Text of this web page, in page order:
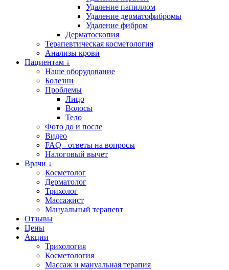
Удаление папиллом
Удаление дерматофибромы
Удаление фибром
Дерматоскопия
Терапевтическая косметология
Анализы крови
Пациентам ↓
Наше оборудование
Болезни
Проблемы
Лицо
Волосы
Тело
Фото до и после
Видео
FAQ - ответы на вопросы
Налоговый вычет
Врачи ↓
Косметолог
Дерматолог
Трихолог
Массажист
Мануальный терапевт
Отзывы
Цены
Акции
Трихология
Косметология
Массаж и мануальная терапия